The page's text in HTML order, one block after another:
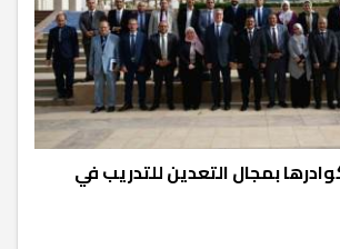
بمجال التعدين للتدريب في